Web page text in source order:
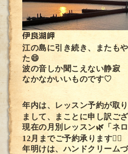
伊良湖岬
江の島に引き続き、またも
た😄
波の音しか聞こえない静寂
なかなかいいものです♡
年内は、レッスン予約が取
まして、まことに申し訳ござ
現在の月別レッスン🌿「ネロ
12月までご予約承ります🙂‍↕️
年明けは、ハンドクリーム